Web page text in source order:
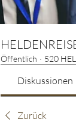
Öffentlich · 520
Diskussionen
Zurück